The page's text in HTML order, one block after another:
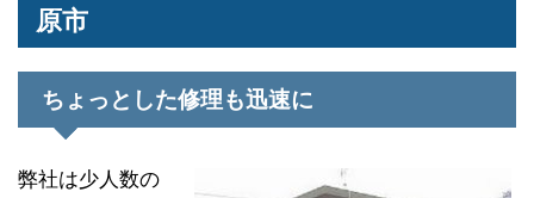
原市
ちょっとした修理も迅速に
弊社は少人数の